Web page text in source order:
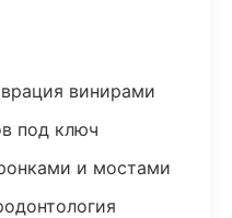
винирами
под ключ
и мостами